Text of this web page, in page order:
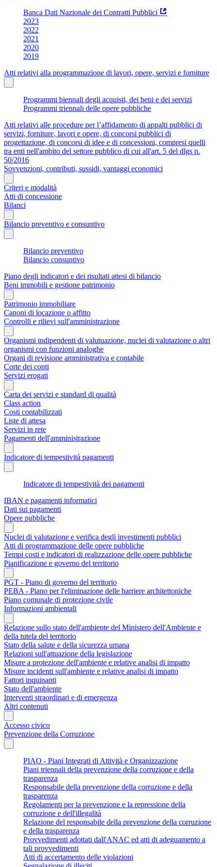
Banca Dati Nazionale dei Contratti Pubblici
2023
2022
2021
2020
2019
Atti relativi alla programmazione di lavori, opere, servizi e forniture
Programmi biennali degli acquisti, dei beni e dei servizi
Programmi triennali delle opere pubbliche
Atti relativi alle procedure per l’affidamento di appalti pubblici di
servizi, forniture, lavori e opere, di concorsi pubblici di
progettazione, di concorsi di idee e di concessioni, compresi quelli
tra enti nell'ambito del settore pubblico di cui all'art. 5 del dlgs n.
50/2016
Sovvenzioni, contributi, sussidi, vantaggi economici
Criteri e modalità
Atti di concessione
Bilanci
Bilancio preventivo e consuntivo
Bilancio preventivo
Bilancio consuntivo
Piano degli indicatori e dei risultati attesi di bilancio
Beni immobili e gestione patrimonio
Patrimonio immobiliare
Canoni di locazione o affitto
Controlli e rilievi sull'amministrazione
Organismi indipendenti di valutuazione, nuclei di valutazione o altri
organismi con funzioni analoghe
Organi di revisione amministrativa e contabile
Corte dei conti
Servizi erogati
Carta dei servizi e standard di qualità
Class action
Costi contabilizzati
Liste di attesa
Servizi in rete
Pagamenti dell'amministrazione
Indicatore di tempestività pagamenti
Indicatore di tempestività dei pagamenti
IBAN e pagamenti informatici
Dati sui pagamenti
Opere pubbliche
Nuclei di valutazione e verifica degli investimenti pubblici
Atti di programmazione delle opere pubbliche
Tempi costi e indicatori di realizzazione delle opere pubbliche
Pianificazione e governo del territorio
PGT - Piano di governo del territorio
PEBA - Piano per l'eliminazione delle barriere architettoniche
Piano comunale di protezione civile
Informazioni ambientali
Relazione sullo stato dell'ambiente del Ministero dell'Ambiente e
della tutela del territorio
Stato della salute e della sicurezza umana
Relazioni sull'attuazione della legislazione
Misure a protezione dell'ambiente e relative analisi di impatto
Misure incidenti sull'ambiente e relative analisi di impatto
Fattori inquinanti
Stato dell'ambiente
Interventi straordinari e di emergenza
Altri contenuti
Accesso civico
Prevenzione della Corruzione
PIAO - Piani Integrati di Attività e Organizzazione
Piani triennali della prevenzione della corruzione e della
trasparenza
Responsabile della prevenzione della corruzione e della
trasparenza
Regolamenti per la prevenzione e la repressione della
corruzione e dell'illegalità
Relazione del responsabile della prevenzione della corruzione
e della trasparenza
Provvedimenti adottati dall'ANAC ed atti di adeguamento a
tali provvedimenti
Atti di accertamento delle violazioni